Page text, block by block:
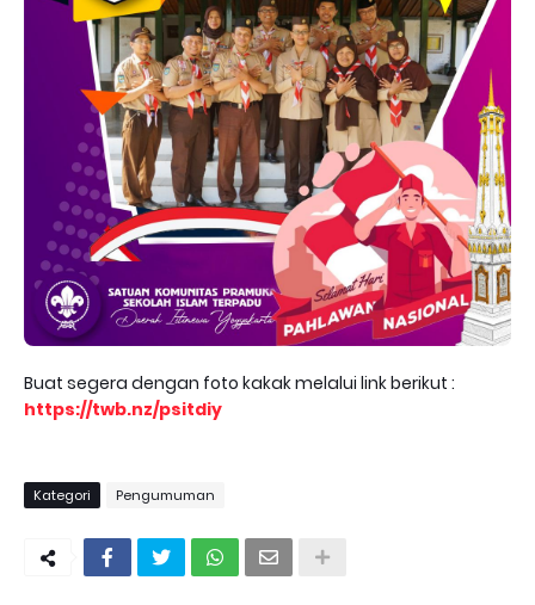
Buat segera dengan foto kakak melalui link berikut :
https://twb.nz/psitdiy
Kategori Pengumuman